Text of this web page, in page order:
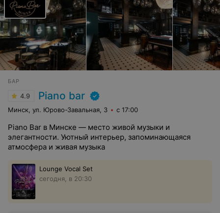
БАР
4.9 Piano bar
Минск, ул. Юрово-Завальная, 3 с 17:00
Piano Bar в Минске — место живой музыки и
элегантности. Уютный интерьер, запоминающаяся
атмосфера и живая музыка
Lounge Vocal Set
сегодня, в 20:30